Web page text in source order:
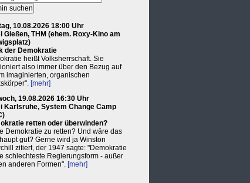
10.08.2026 18:00 Uhr
Gießen, THM (ehem. Roxy-Kino am
der Demokratie
heißt Volksherrschaft. Sie
also immer über den Bezug auf
imaginierten, organischen
[mehr]
19.08.2026 16:30 Uhr
Karlsruhe, System Change Camp
retten oder überwinden?
Demokratie zu retten? Und wäre das
gut? Gerne wird ja Winston
zitiert, der 1947 sagte: "Demokratie
schlechteste Regierungsform - außer
anderen Formen". [mehr]